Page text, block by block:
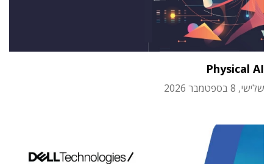
Physical AI
שלישי, 8 בספטמבר 2026